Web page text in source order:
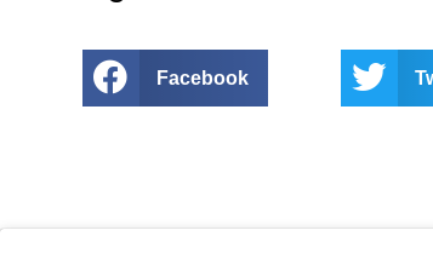
Facebook